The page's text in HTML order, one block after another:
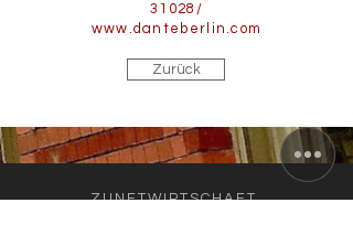
31028/
www.danteberlin.com
Zurück
ZUNFTWIRTSCHAFT